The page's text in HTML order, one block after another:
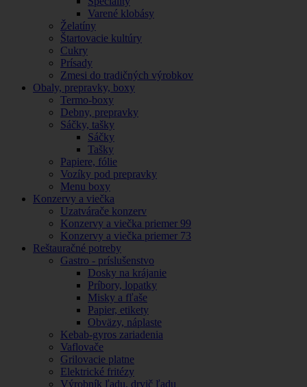
Varené klobásy
Želatíny
Štartovacie kultúry
Cukry
Prísady
Zmesi do tradičných výrobkov
Obaly, prepravky, boxy
Termo-boxy
Debny, prepravky
Sáčky, tašky
Sáčky
Tašky
Papiere, fólie
Vozíky pod prepravky
Menu boxy
Konzervy a viečka
Uzatvárače konzerv
Konzervy a viečka priemer 99
Konzervy a viečka priemer 73
Reštauračné potreby
Gastro - príslušenstvo
Dosky na krájanie
Príbory, lopatky
Misky a fľaše
Papier, etikety
Obväzy, náplaste
Kebab-gyros zariadenia
Vaflovače
Grilovacie platne
Elektrické fritézy
Výrobník ľadu, drvič ľadu